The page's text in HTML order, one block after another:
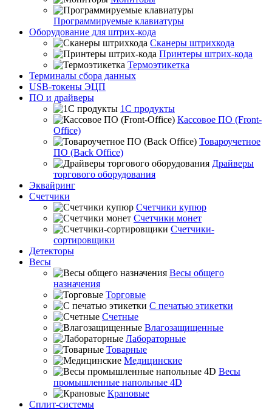
Программируемые клавиатуры
Оборудование для штрих-кода
Сканеры штрихкода
Принтеры штрих-кода
Термоэтикетка
Терминалы сбора данных
USB-токены ЭЦП
ПО и драйверы
1С продукты
Кассовое ПО (Front-
Office)
Товароучетное
ПО (Back Office)
Драйверы
торгового оборудования
Эквайринг
Счетчики
Счетчики купюр
Счетчики монет
Счетчики-
сортировщики
Детекторы
Весы
Весы общего
назначения
Торговые
С печатью этикетки
Счетные
Влагозащищенные
Лабораторные
Товарные
Медицинские
Весы
промышленные напольные 4D
Крановые
Сплит-системы